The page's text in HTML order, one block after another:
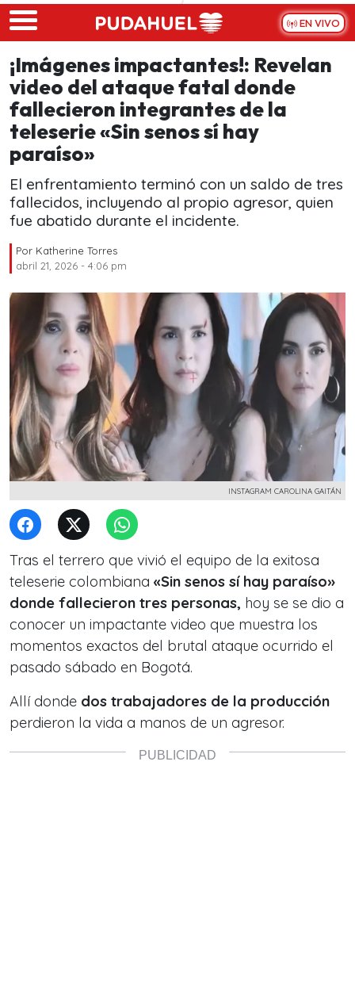
Skip to main content
EN VIVO
¡Imágenes impactantes!: Revelan
video del ataque fatal donde
fallecieron integrantes de la
teleserie «Sin senos sí hay
paraíso»
El enfrentamiento terminó con un saldo de tres
fallecidos, incluyendo al propio agresor, quien
fue abatido durante el incidente.
Por Katherine Torres
abril 21, 2026 - 4:06 pm
INSTAGRAM CAROLINA GAITÁN
Tras el terrero que vivió el equipo de la exitosa
teleserie colombiana «Sin senos sí hay paraíso»
donde fallecieron tres personas, hoy se se dio a
conocer un impactante video que muestra los
momentos exactos del brutal ataque ocurrido el
pasado sábado en Bogotá.
Allí donde dos trabajadores de la producción
perdieron la vida a manos de un agresor.